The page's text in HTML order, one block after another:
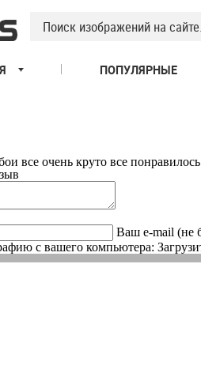
ПОПУЛЯРНЫЕ
все очень круто все
Ваш e-mail (не
с вашего компьютера: